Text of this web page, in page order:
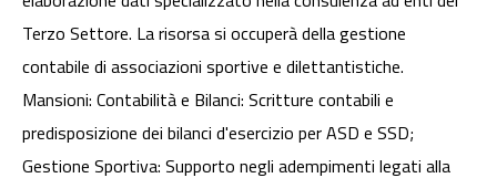
Terzo Settore. La risorsa si occuperà della gestione
contabile di associazioni sportive e dilettantistiche.
Mansioni: Contabilità e Bilanci: Scritture contabili e
predisposizione dei bilanci d'esercizio per ASD e SSD;
Gestione Sportiva: Supporto negli adempimenti legati alla